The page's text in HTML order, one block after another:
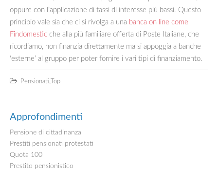
oppure con l’applicazione di tassi di interesse più bassi. Questo
principio vale sia che ci si rivolga a una banca on line come
Findomestic che alla più familiare offerta di Poste Italiane, che
ricordiamo, non finanzia direttamente ma si appoggia a banche
‘esterne’ al gruppo per poter fornire i vari tipi di finanziamento.
Pensionati, Top
Approfondimenti
Pensione di cittadinanza
Prestiti pensionati protestati
Quota 100
Prestito pensionistico